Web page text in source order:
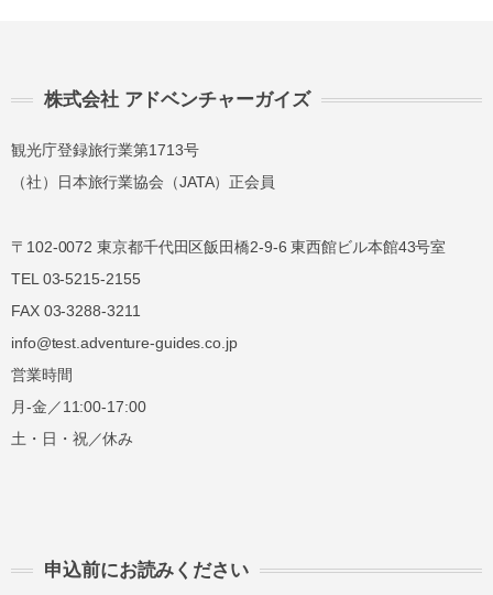
株式会社 アドベンチャーガイズ
観光庁登録旅行業第1713号
（社）日本旅行業協会（JATA）正会員
〒102-0072 東京都千代田区飯田橋2-9-6 東西館ビル本館43号室
TEL 03-5215-2155
FAX 03-3288-3211
info@test.adventure-guides.co.jp
営業時間
月-金／11:00-17:00
土・日・祝／休み
申込前にお読みください